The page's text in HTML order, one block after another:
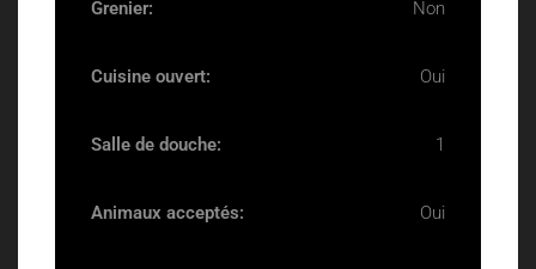
Grenier: Non
Cuisine ouvert: Oui
Salle de douche: 1
Animaux acceptés: Oui